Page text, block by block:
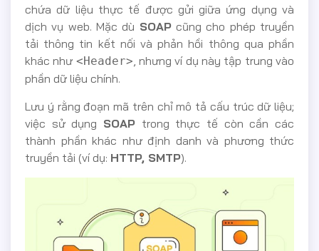
chứa dữ liệu thực tế được gửi giữa ứng dụng và
dịch vụ web. Mặc dù SOAPcũng cho phép truyền
tải thông tin kết nối và phản hồi thông qua phần
khác như <Header>, nhưng ví dụ này tập trung vào
phần dữ liệu chính.
Lưu ý rằng đoạn mã trên chỉ mô tả cấu trúc dữ liệu;
việc sử dụng SOAP trong thực tế còn cần các
thành phần khác như định danh và phương thức
truyền tải (ví dụ: HTTP, SMTP).